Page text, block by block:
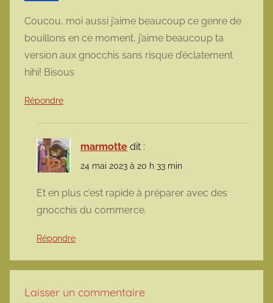
Coucou, moi aussi j’aime beaucoup ce genre de
bouillons en ce moment, j’aime beaucoup ta
version aux gnocchis sans risque d’éclatement
hihi! Bisous
Répondre
marmotte dit :
24 mai 2023 à 20 h 33 min
Et en plus c’est rapide à préparer avec des
gnocchis du commerce.
Répondre
Laisser un commentaire